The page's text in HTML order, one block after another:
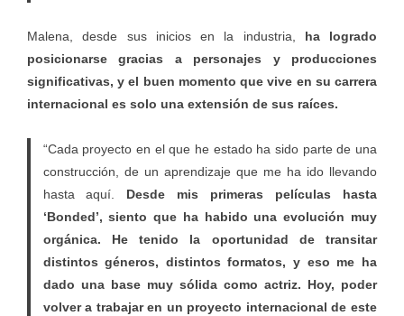
Malena, desde sus inicios en la industria, ha logrado
posicionarse gracias a personajes y producciones
significativas, y el buen momento que vive en su carrera
internacional es solo una extensión de sus raíces.
“Cada proyecto en el que he estado ha sido parte de una
construcción, de un aprendizaje que me ha ido llevando
hasta aquí. Desde mis primeras películas hasta
‘Bonded’, siento que ha habido una evolución muy
orgánica. He tenido la oportunidad de transitar
distintos géneros, distintos formatos, y eso me ha
dado una base muy sólida como actriz. Hoy, poder
volver a trabajar en un proyecto internacional de este